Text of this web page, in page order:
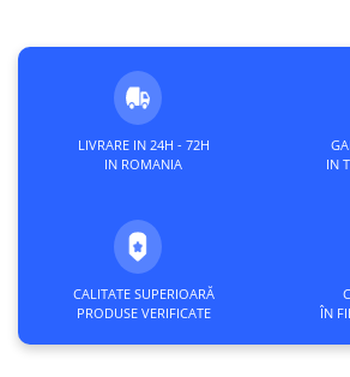
LIVRARE IN 24H - 72H
IN ROMANIA
IN
CALITATE SUPERIOARĂ
PRODUSE VERIFICATE
ÎN